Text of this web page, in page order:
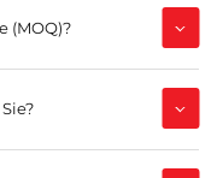
(MOQ)?